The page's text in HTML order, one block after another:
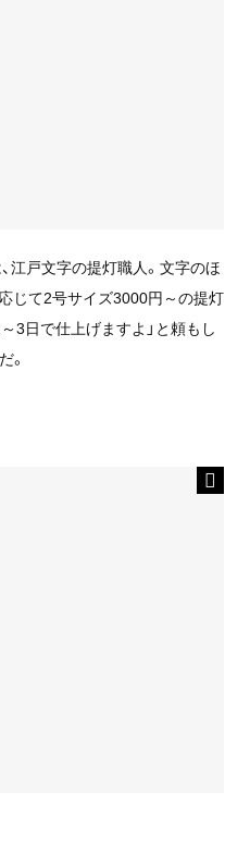
江戸文字の提灯職人。文字のほ
じて2号サイズ3000円～の提灯
3日で仕上げますよ」と頼もし
。